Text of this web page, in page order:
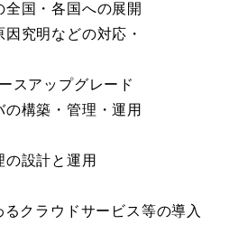
全国・各国への展開
因究明などの対応・
スアップグレード
の構築・管理・運用
設計と運用
クラウドサービス等の導入